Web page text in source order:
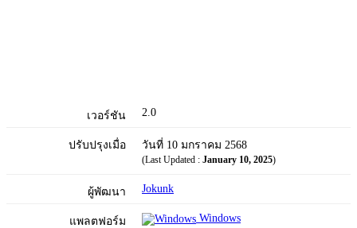
เวอร์ชัน 2.0
ปรับปรุงเมื่อ วันที่ 10 มกราคม 2568
(Last Updated : January 10, 2025)
ผู้พัฒนา Jokunk
แพลตฟอร์ม Windows